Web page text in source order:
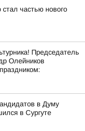
частью нового
Председатель
Олейников
в Думу
в Сургуте